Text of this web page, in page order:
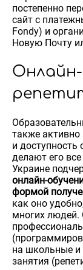
постепенно
сайт с
Fondy) и
Новую Почту
также активно
и доступность
делают его
Украине
онлайн-
формой
как оно
многих людей.
на школьные и
занятия